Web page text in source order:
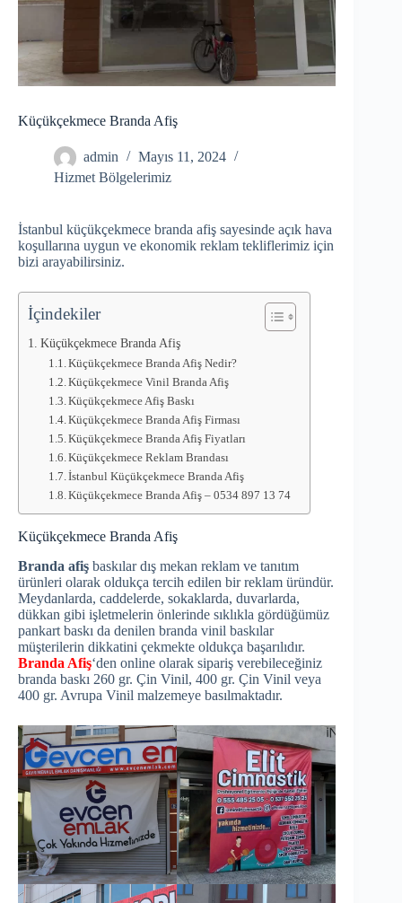
Küçükçekmece Branda Afiş
admin
Mayıs 11, 2024
Hizmet Bölgelerimiz
İstanbul küçükçekmece branda afiş sayesinde açık hava
koşullarına uygun ve ekonomik reklam tekliflerimiz için
bizi arayabilirsiniz.
İçindekiler
Küçükçekmece Branda Afiş
Küçükçekmece Branda Afiş Nedir?
Küçükçekmece Vinil Branda Afiş
Küçükçekmece Afiş Baskı
Küçükçekmece Branda Afiş Firması
Küçükçekmece Branda Afiş Fiyatları
Küçükçekmece Reklam Brandası
İstanbul Küçükçekmece Branda Afiş
Küçükçekmece Branda Afiş – 0534 897 13 74
Küçükçekmece Branda Afiş
Branda afiş baskılar dış mekan reklam ve tanıtım
ürünleri olarak oldukça tercih edilen bir reklam üründür.
Meydanlarda, caddelerde, sokaklarda, duvarlarda,
dükkan gibi işletmelerin önlerinde sıklıkla gördüğümüz
pankart baskı da denilen branda vinil baskılar
müşterilerin dikkatini çekmekte oldukça başarılıdır.
Branda Afiş‘den online olarak sipariş verebileceğiniz
branda baskı 260 gr. Çin Vinil, 400 gr. Çin Vinil veya
400 gr. Avrupa Vinil malzemeye basılmaktadır.